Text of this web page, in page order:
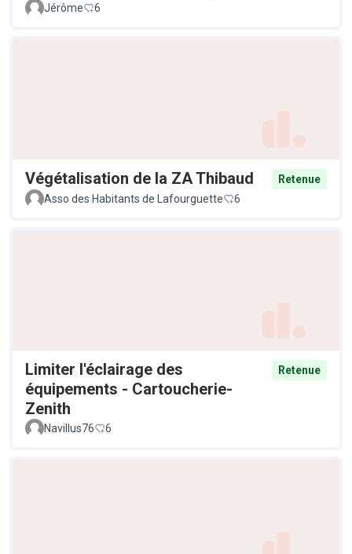
Jérôme 6
Végétalisation de la ZA Thibaud
Retenue
Asso des Habitants de Lafourguette
6
Limiter l'éclairage des
équipements - Cartoucherie-
Zenith
Retenue
Navillus76 6